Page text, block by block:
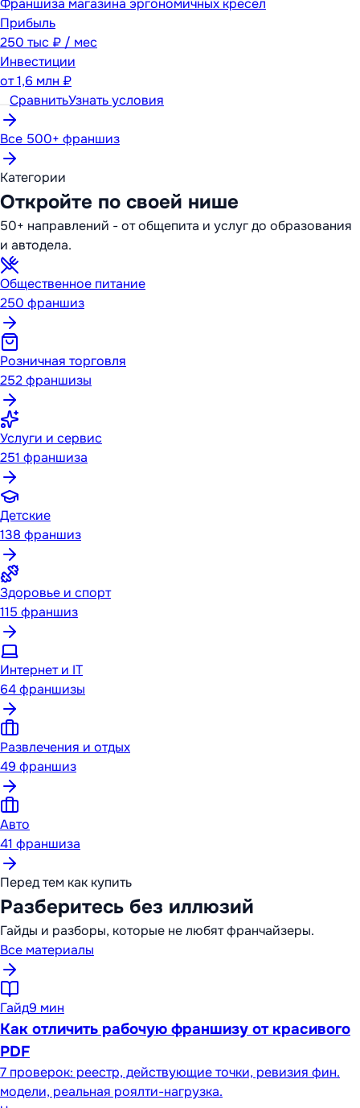
Франшиза магазина эргономичных кресел
Прибыль
250 тыс ₽ / мес
Инвестиции
от1,6 млн ₽
СравнитьУзнать условия
Все 500+ франшиз
Категории
Откройте по своей нише
50+ направлений - от общепита и услуг до образования
и автодела.
Общественное питание
250 франшиз
Розничная торговля
252франшизы
Услуги и сервис
251 франшиза
Детские
138 франшиз
Здоровье и спорт
115 франшиз
Интернет и IT
64франшизы
Развлечения и отдых
49 франшиз
Авто
41 франшиза
Перед тем как купить
Разберитесь без иллюзий
Гайды и разборы, которые не любят франчайзеры.
Все материалы
Гайд9 мин
Как отличить рабочую франшизу от красивого
PDF
7 проверок: реестр, действующие точки, ревизия фин.
модели, реальная роялти-нагрузка.